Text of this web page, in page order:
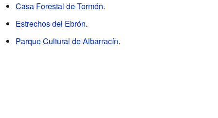
Casa Forestal de Tormón.
Estrechos del Ebrón.
Parque Cultural de Albarracín.